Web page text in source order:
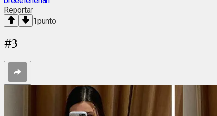
Reportar
1punto
#3